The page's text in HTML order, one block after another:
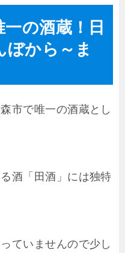
の酒蔵！日
ぼから～ま
市で唯一の酒蔵とし
酒「田酒」には独特
ていませんので少し